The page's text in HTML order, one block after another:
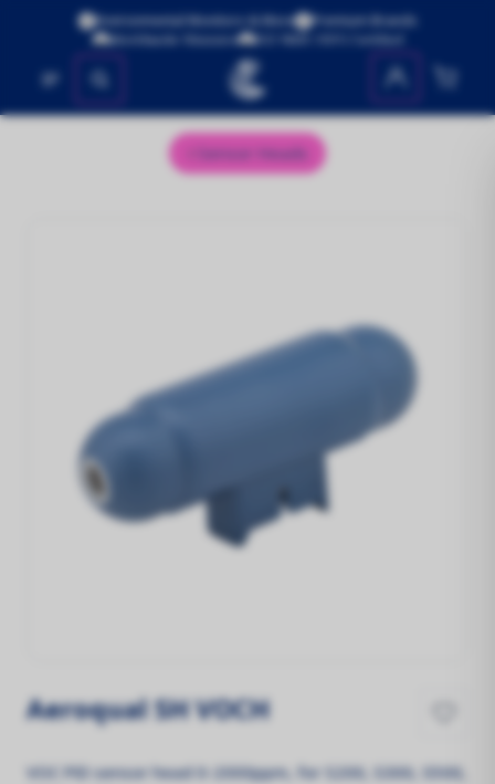
Environmental Monitors & More
Premium Brands
Worldwide Shipping
ISO 9001:2015 Certified
No se encontraron productos
Sensor Heads
Aeroqual SH VOCH
VOC PID sensor head 0-2000ppm, for S200, S300, S500,